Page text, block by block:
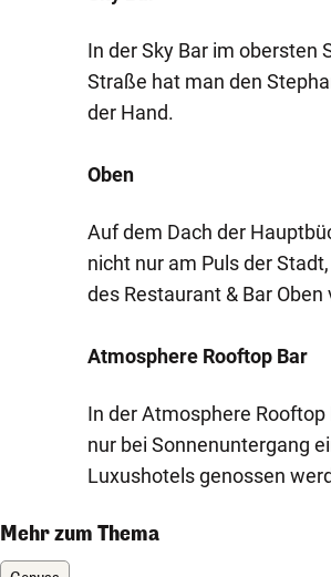
In der Sky Bar im obersten
Straße hat man den
der Hand.
Oben
Auf dem Dach der
nicht nur am Puls der
des Restaurant & Bar
Atmosphere Rooftop Bar
In der Atmosphere
nur bei Sonnenuntergang
Luxushotels genossen
Mehr zum Thema